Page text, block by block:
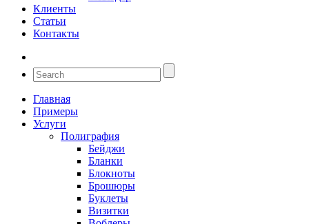
Клиенты
Статьи
Контакты
Главная
Примеры
Услуги
Полиграфия
Бейджи
Бланки
Блокноты
Брошюры
Буклеты
Визитки